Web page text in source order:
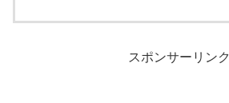
スポンサーリンク